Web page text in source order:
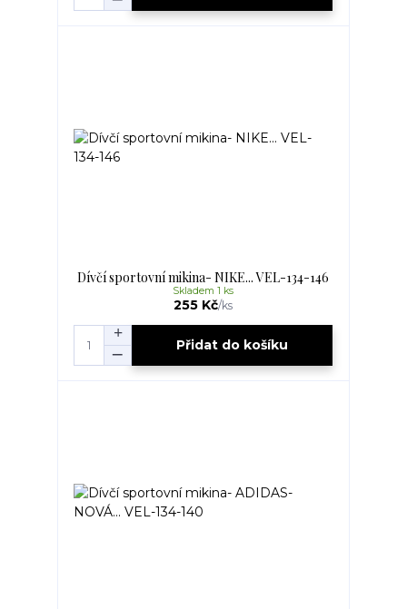
Dívčí sportovní mikina- NIKE... VEL-134-146
255 Kč/ks
Skladem 1 ks
Přidat do košíku